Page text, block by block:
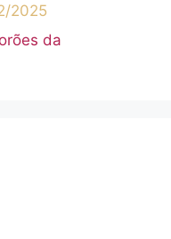
2025
da